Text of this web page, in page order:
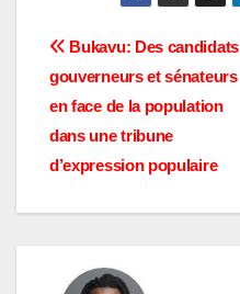
Navigation
de
l’article
Bukavu: Des candidats
gouverneurs et sénateurs
en face de la population
dans une tribune
d’expression populaire